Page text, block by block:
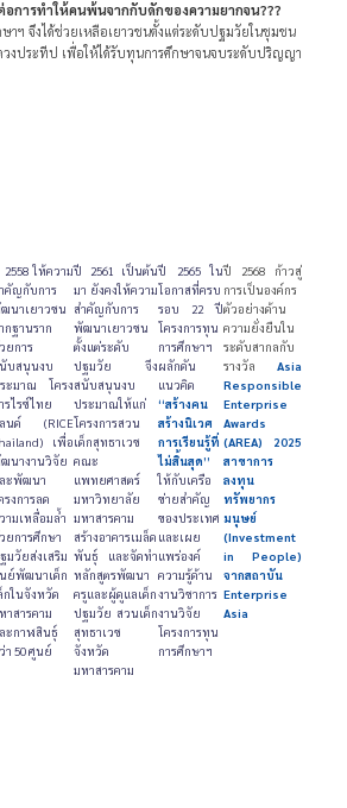
การทำให้คนพ้นจากกับดักของความยากจน???
ษาฯ จึงได้ช่วยเหลือเยาวชนตั้งแต่ระดับปฐมวัยในชุมชน
วงประทีป เพื่อให้ได้รับทุนการศึกษาจนจบระดับปริญญา
2558 ให้ความ
คัญกับการ
นาเยาวชน
กฐานราก
ยการ
บสนุนงบ
ะมาณ โครง
รไรซ์ไทย
นด์ (RICE
เพื่อ
นางานวิจัย
ะพัฒนา
รงการลด
ามเหลื่อมล้ำ
ยการศึกษา
มวัยส่งเสริม
ย์พัฒนาเด็ก
กในจังหวัด
าสารคาม
ะกาฬสินธุ์
า 50 ศูนย์
ปี 2561 เป็นต้น
มา ยังคงให้ความ
สำคัญกับการ
พัฒนาเยาวชน
ตั้งแต่ระดับ
ปฐมวัย จึง
สนับสนุนงบ
ประมาณให้แก่
โครงการสวน
เด็กสุทธาเวช
คณะ
แพทยศาสตร์
มหาวิทยาลัย
มหาสารคาม
สร้างอาคารเมล็ด
พันธุ์ และจัดทำ
หลักสูตรพัฒนา
ครูและผู้ดูแลเด็ก
ปฐมวัย สวนเด็ก
สุทธาเวช
จังหวัด
มหาสารคาม
ปี 2565 ใน
โอกาสที่ครบ
รอบ 22 ปี
โครงการทุน
การศึกษาฯ
ผลักดัน
แนวคิด
“สร้างคน
สร้างนิเวศ
การเรียนรู้ที่
ไม่สิ้นสุด”
ให้กับเครือ
ข่ายสำคัญ
ของประเทศ
และเผย
แพร่องค์
ความรู้ด้าน
งานวิชาการ
งานวิจัย
โครงการทุน
การศึกษาฯ
ปี 2568 ก้าวสู่
การเป็นองค์กร
ตัวอย่างด้าน
ความยั่งยืนใน
ระดับสากลกับ
รางวัล
Asia
Responsible
Enterprise
Awards
(AREA) 2025
สาขาการ
ลงทุน
ทรัพยากร
มนุษย์
(Investment
in People)
จากสถาบัน
Enterprise
Asia